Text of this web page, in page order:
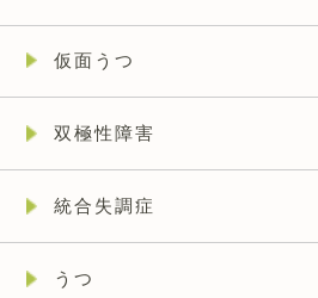
仮面うつ
双極性障害
統合失調症
うつ